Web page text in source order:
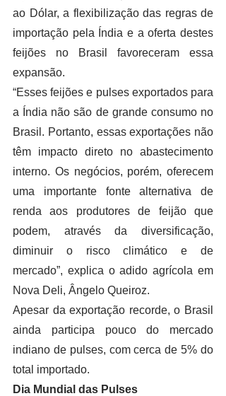
ao Dólar, a flexibilização das regras de
importação pela Índia e a oferta destes
feijões no Brasil favoreceram essa
expansão.
“Esses feijões e pulses exportados para
a Índia não são de grande consumo no
Brasil. Portanto, essas exportações não
têm impacto direto no abastecimento
interno. Os negócios, porém, oferecem
uma importante fonte alternativa de
renda aos produtores de feijão que
podem, através da diversificação,
diminuir o risco climático e de
mercado”, explica o adido agrícola em
Nova Deli, Ângelo Queiroz.
Apesar da exportação recorde, o Brasil
ainda participa pouco do mercado
indiano de pulses, com cerca de 5% do
total importado.
Dia Mundial das Pulses